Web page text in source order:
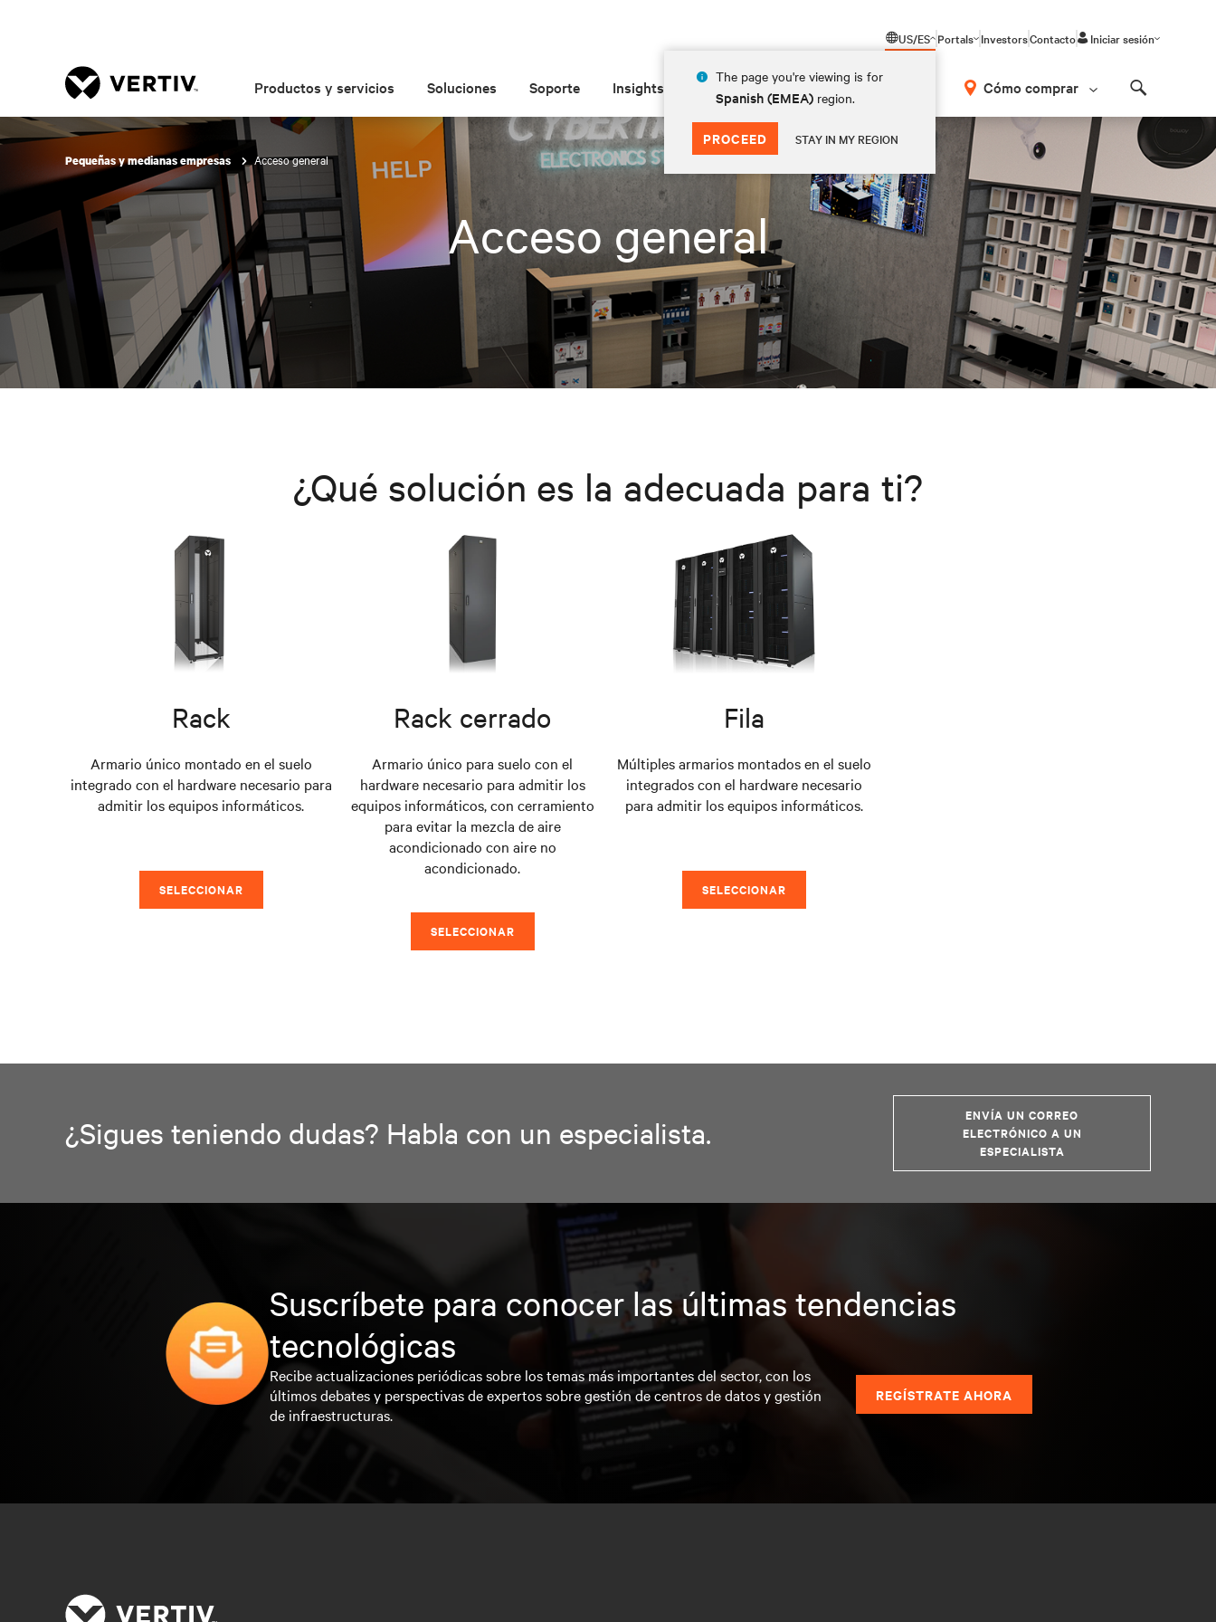
US/ES
The page you're viewing is for
Spanish (EMEA) region.
PROCEED STAY IN MY REGION
Portals InvestorsContacto Iniciar sesión
Productos y servicios Soluciones Soporte Insights Acerca de las Cómo comprar
Pequeñas y medianas empresas Acceso general
Acceso general
¿Qué solución es la adecuada para ti?
Rack
Armario único montado en el suelo
integrado con el hardware necesario para
admitir los equipos informáticos.
SELECCIONAR
Rack cerrado
Armario único para suelo con el
hardware necesario para admitir los
equipos informáticos, con cerramiento
para evitar la mezcla de aire
acondicionado con aire no
acondicionado.
SELECCIONAR
Fila
Múltiples armarios montados en el suelo
integrados con el hardware necesario
para admitir los equipos informáticos.
SELECCIONAR
¿Sigues teniendo dudas? Habla con un especialista.
ENVÍA UN CORREO
ELECTRÓNICO A UN
ESPECIALISTA
Suscríbete para conocer las últimas tendencias
tecnológicas
Recibe actualizaciones periódicas sobre los temas más importantes del sector, con los
últimos debates y perspectivas de expertos sobre gestión de centros de datos y gestión
de infraestructuras.
REGÍSTRATE AHORA